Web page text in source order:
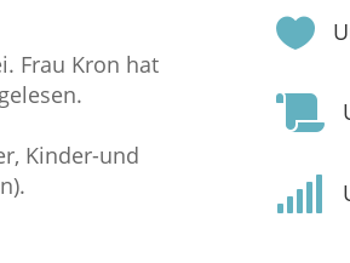
Frau Kron hat
Kinder-und


